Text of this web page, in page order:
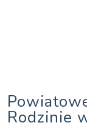
Rodzinie